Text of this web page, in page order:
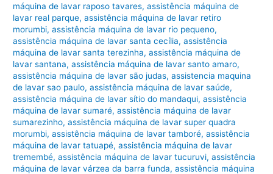
máquina de lavar raposo tavares,assistência máquina de
lavar real parque,assistência máquina de lavar retiro
morumbi,assistência máquina de lavar rio pequeno,
assistência máquina de lavar santa cecília,assistência
máquina de lavar santa terezinha,assistência máquina de
lavar santana,assistência máquina de lavar santo amaro,
assistência máquina de lavar são judas,assistencia maquina
de lavar sao paulo,assistência máquina de lavar saúde,
assistência máquina de lavar sítio do mandaqui,assistência
máquina de lavar sumaré,assistência máquina de lavar
sumarezinho,assistência máquina de lavar super quadra
morumbi,assistência máquina de lavar tamboré,assistência
máquina de lavar tatuapé,assistência máquina de lavar
tremembé,assistência máquina de lavar tucuruvi,assistência
máquina de lavar várzea da barra funda,assistência máquina